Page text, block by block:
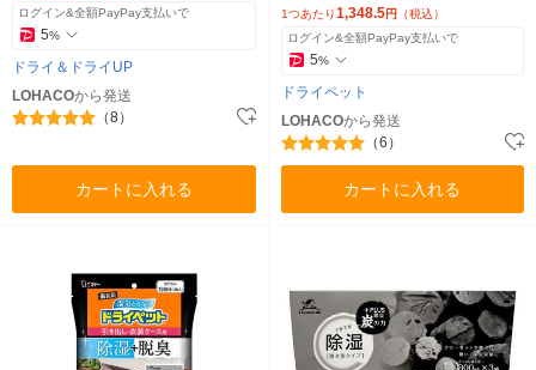
ログイン&全額PayPay支払いで
5%
ドライ＆ドライUP
LOHACOから発送
（8）
カートに入れる
1つあたり1,348.5円 （税込）
ログイン&全額PayPay支払いで
5%
ドライペット
LOHACOから発送
（6）
カートに入れる